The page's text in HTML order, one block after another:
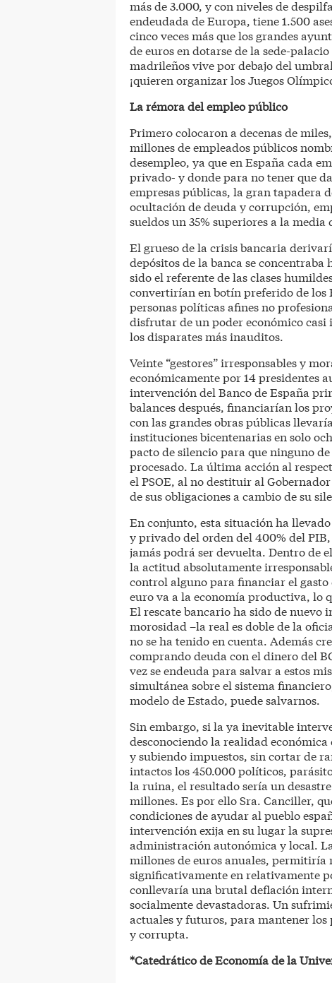
más de 3.000, y con niveles de
endeudada de Europa, tiene 1.500
cinco veces más que los grandes
de euros en dotarse de la sede-
madrileños vive por debajo del
¡quieren organizar los Juegos
La rémora del empleo público
Primero colocaron a decenas de
millones de empleados públicos
desempleo, ya que en España cada
privado- y donde para no tener que
empresas públicas, la gran tapadera
ocultación de deuda y corrupción,
sueldos un 35% superiores a la
El grueso de la crisis bancaria
depósitos de la banca se
sido el referente de las clases
convertirían en botín preferido de los
personas políticas afines no
disfrutar de un poder económico
los disparates más inauditos.
Veinte “gestores” irresponsables y
económicamente por 14 presidentes
intervención del Banco de España
balances después, financiarían los
con las grandes obras públicas
instituciones bicentenarias en solo
pacto de silencio para que ninguno
procesado. La última acción al
el PSOE, al no destituir al
de sus obligaciones a cambio de su
En conjunto, esta situación ha
y privado del orden del 400% del
jamás podrá ser devuelta. Dentro de
la actitud absolutamente
control alguno para financiar el
euro va a la economía productiva, lo
El rescate bancario ha sido de nuevo
morosidad –la real es doble de la
no se ha tenido en cuenta. Además
comprando deuda con el dinero del
vez se endeuda para salvar a estos
simultánea sobre el sistema
modelo de Estado, puede salvarnos.
Sin embargo, si la ya inevitable
desconociendo la realidad
y subiendo impuestos, sin cortar de
intactos los 450.000 políticos,
la ruina, el resultado sería un
millones. Es por ello Sra. Canciller,
condiciones de ayudar al pueblo
intervención exija en su lugar la
administración autonómica y local.
millones de euros anuales,
significativamente en relativamente
conllevaría una brutal deflación
socialmente devastadoras. Un
actuales y futuros, para mantener
y corrupta.
*Catedrático de Economía de la